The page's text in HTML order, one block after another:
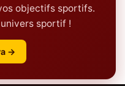
objectifs sportifs.
sportif !
→